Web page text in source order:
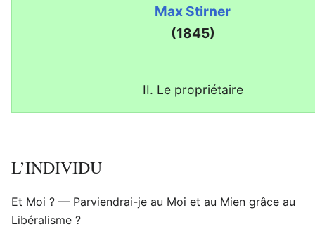
Max Stirner
(1845)
II. Le propriétaire
L’INDIVIDU
Et Moi ? — Parviendrai-je au Moi et au Mien grâce au
Libéralisme ?